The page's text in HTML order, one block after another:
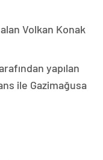
Volkan Konak
yapılan
ile Gazimağusa